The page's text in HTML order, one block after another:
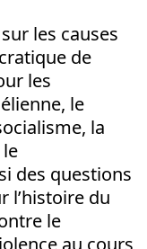
les causes
de
les
le
la
des questions
l’histoire du
le
au cours